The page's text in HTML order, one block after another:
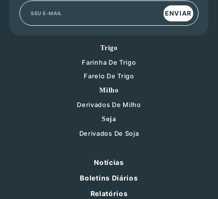
ENVIAR
Trigo
Farinha De Trigo
Farelo De Trigo
Milho
Derivados De Milho
Soja
Derivados De Soja
Notícias
Boletins Diários
Relatórios